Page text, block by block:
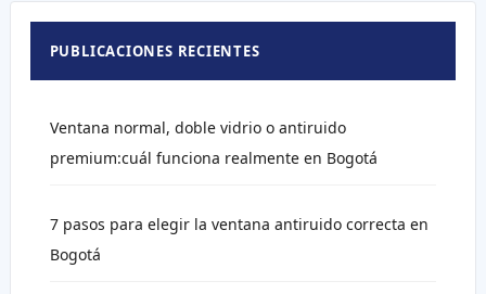
PUBLICACIONES RECIENTES
Ventana normal, doble vidrio o antiruido
premium:cuál funciona realmente en Bogotá
7 pasos para elegir la ventana antiruido correcta en
Bogotá